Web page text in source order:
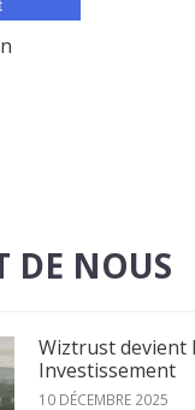
DE NOUS
Wiztrust devient
Investissement
10 DÉCEMBRE 2025